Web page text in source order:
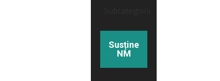
Susține
NM